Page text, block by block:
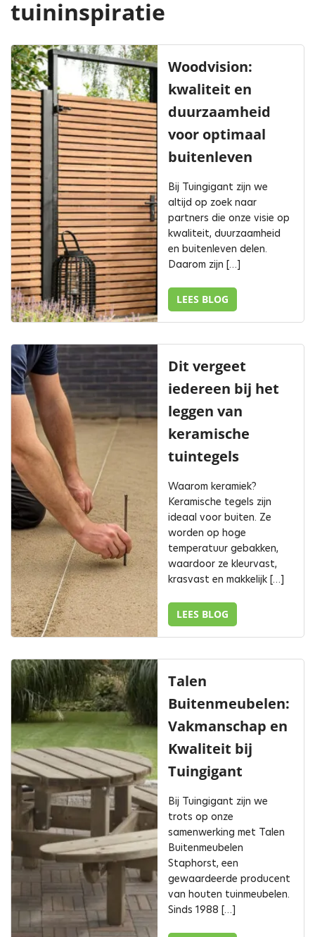
tuininspiratie
Woodvision:
kwaliteit en
duurzaamheid
voor optimaal
buitenleven
Bij Tuingigant zijn we
altijd op zoek naar
partners die onze visie op
kwaliteit, duurzaamheid
en buitenleven delen.
Daarom zijn […]
LEES BLOG
Dit vergeet
iedereen bij het
leggen van
keramische
tuintegels
Waarom keramiek?
Keramische tegels zijn
ideaal voor buiten. Ze
worden op hoge
temperatuur gebakken,
waardoor ze kleurvast,
krasvast en makkelijk […]
LEES BLOG
Talen
Buitenmeubelen:
Vakmanschap en
Kwaliteit bij
Tuingigant
Bij Tuingigant zijn we
trots op onze
samenwerking met Talen
Buitenmeubelen
Staphorst, een
gewaardeerde producent
van houten tuinmeubelen.
Sinds 1988 […]